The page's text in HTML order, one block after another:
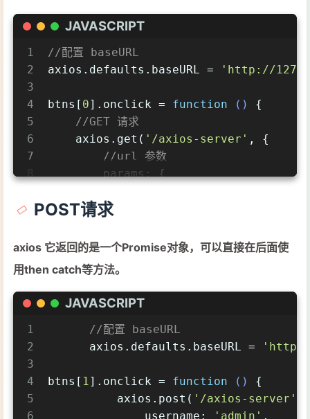
JAVASCRIPT
1
2
3
4
5
6
7
8
10
12
14
15
16
17
18
19
20
//配置 baseURL
axios.defaults.baseURL =
'http://
btns[ 0].onclick = function ( ) {
//GET 请求
    axios.get(
'/axios-server' , {
//url 参数
params : {
//请求头信息
age: 20
        }
    }).then(
value =>
console.log(value);
}
POST请求
axios 它返回的是一个Promise对象，可以直接在后面使
用then catch等方法。
JAVASCRIPT
1
2
3
4
5
6
//配置 baseURL
      axios.defaults.baseURL =
btns[ 1].onclick = function ( ) {
          axios.post(
'/axios-server'
username : 'admin' ,